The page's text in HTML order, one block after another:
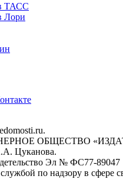
ТАСС
Лори
ОБЩЕСТВО
Цуканова.
Эл № ФС77-89047
по надзору в сфере